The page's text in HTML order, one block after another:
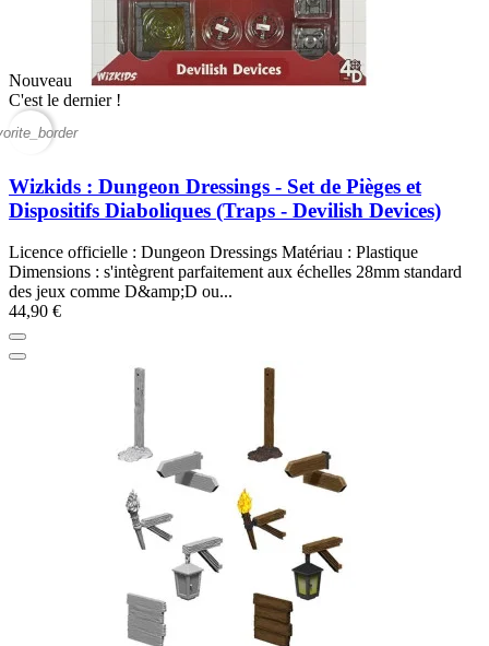
Nouveau
C'est le dernier !
Wizkids : Dungeon Dressings - Set de Pièges et
Dispositifs Diaboliques (Traps - Devilish Devices)
Licence officielle : Dungeon Dressings Matériau : Plastique
Dimensions : s'intègrent parfaitement aux échelles 28mm standard
des jeux comme D&amp;D ou...
44,90 €